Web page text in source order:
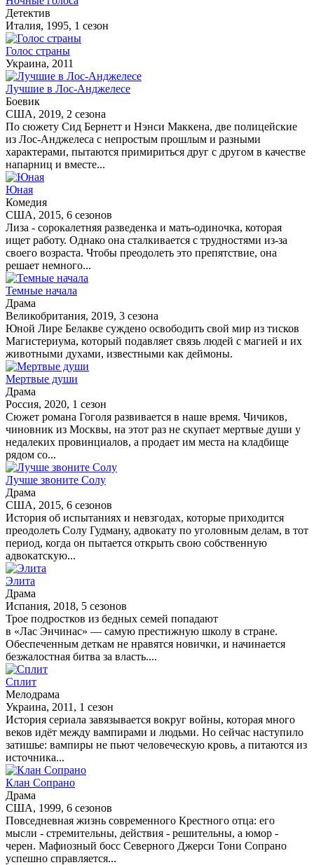
Детектив
Италия, 1995, 1 сезон
Голос страны
Украина, 2011
Лучшие в Лос-Анджелесе
Боевик
США, 2019, 2 сезона
По сюжету Сид Бернетт и Нэнси Маккена, две полицейские
из Лос-Анджелеса с непростым прошлым и разными
характерами, пытаются примириться друг с другом в качестве
напарниц и вместе...
Юная
Комедия
США, 2015, 6 сезонов
Лиза - сорокалетняя разведенка и мать-одиночка, которая
ищет работу. Однако она сталкивается с трудностями из-за
своего возраста. Чтобы преодолеть это препятствие, она
решает немного...
Темные начала
Драма
Великобритания, 2019, 3 сезона
Юной Лире Белакве суждено освободить свой мир из тисков
Магистериума, который подавляет связь людей с магией и их
животными духами, известными как деймоны.
Мертвые души
Драма
Россия, 2020, 1 сезон
Сюжет романа Гоголя развивается в наше время. Чичиков,
чиновник из Москвы, на этот раз не скупает мертвые души у
недалеких провинциалов, а продает им места на кладбище
рядом со...
Лучше звоните Солу
Драма
США, 2015, 6 сезонов
История об испытаниях и невзгодах, которые приходится
преодолеть Солу Гудману, адвокату по уголовным делам, в тот
период, когда он пытается открыть свою собственную
адвокатскую...
Элита
Драма
Испания, 2018, 5 сезонов
Трое подростков из бедных семей попадают
в «Лас Энчинас» — самую престижную школу в стране.
Обеспеченным деткам не нравятся новички, и начинается
безжалостная битва за власть....
Сплит
Мелодрама
Украина, 2011, 1 сезон
История сериала завязывается вокруг войны, которая много
веков идёт между вампирами и людьми. Но сейчас наступило
затишье: вампиры не пьют человеческую кровь, а питаются из
источника...
Клан Сопрано
Драма
США, 1999, 6 сезонов
Повседневная жизнь современного Крестного отца: его
мысли - стремительны, действия - решительны, а юмор -
черен. Мафиозный босс Северного Джерси Тони Сопрано
успешно справляется...